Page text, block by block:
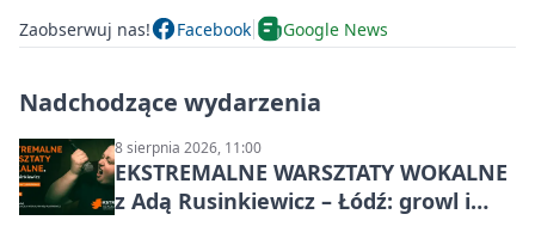
Zaobserwuj nas! Facebook Google News
Nadchodzące wydarzenia
8 sierpnia 2026, 11:00
EKSTREMALNE WARSZTATY WOKALNE
z Adą Rusinkiewicz – Łódź: growl i